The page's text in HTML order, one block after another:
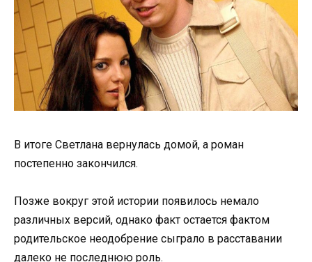
В итоге Светлана вернулась домой, а роман
постепенно закончился.
Позже вокруг этой истории появилось немало
различных версий, однако факт остается фактом
родительское неодобрение сыграло в расставании
далеко не последнюю роль.